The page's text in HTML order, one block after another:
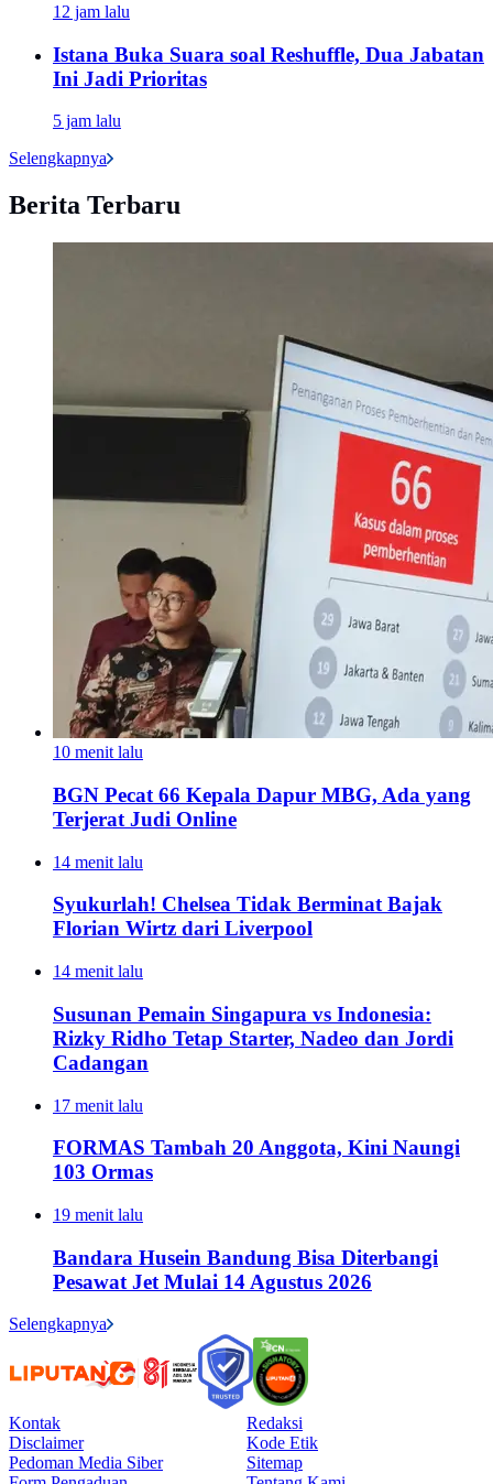
12 jam lalu
Istana Buka Suara soal Reshuffle, Dua Jabatan
Ini Jadi Prioritas
5 jam lalu
Selengkapnya
Berita Terbaru
10 menit lalu
BGN Pecat 66 Kepala Dapur MBG, Ada yang
Terjerat Judi Online
14 menit lalu
Syukurlah! Chelsea Tidak Berminat Bajak
Florian Wirtz dari Liverpool
14 menit lalu
Susunan Pemain Singapura vs Indonesia:
Rizky Ridho Tetap Starter, Nadeo dan Jordi
Cadangan
17 menit lalu
FORMAS Tambah 20 Anggota, Kini Naungi
103 Ormas
19 menit lalu
Bandara Husein Bandung Bisa Diterbangi
Pesawat Jet Mulai 14 Agustus 2026
Selengkapnya
Kontak
Redaksi
Disclaimer
Kode Etik
Pedoman Media Siber
Sitemap